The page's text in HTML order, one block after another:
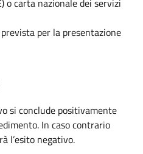
o carta nazionale dei servizi
per la presentazione
si conclude positivamente
In caso contrario
l’esito negativo.